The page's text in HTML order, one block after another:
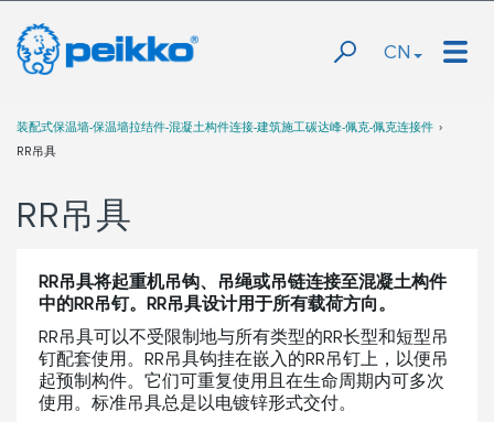
CN
装配式保温墙-保温墙拉结件-混凝土构件连接-建筑施工碳达峰-佩克-佩克连接件
RR吊具
RR吊具
RR吊具将起重机吊钩、吊绳或吊链连接至混凝土构件
中的RR吊钉。RR吊具设计用于所有载荷方向。
RR吊具可以不受限制地与所有类型的RR长型和短型吊
钉配套使用。RR吊具钩挂在嵌入的RR吊钉上，以便吊
起预制构件。它们可重复使用且在生命周期内可多次
使用。标准吊具总是以电镀锌形式交付。